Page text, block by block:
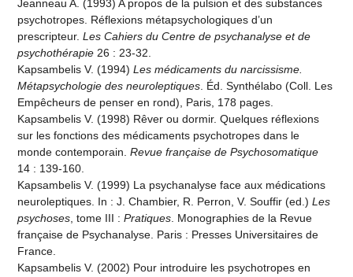
Jeanneau A. (1993) A propos de la pulsion et des substances
psychotropes. Réflexions métapsycholo­giques d’un
prescripteur. Les Cahiers du Centre de psychanalyse et de
psychothérapie 26 : 23-32.
Kapsambelis V. (1994) Les médicaments du narcissisme.
Métapsychologie des neuroleptiques. Éd. Synthélabo (Coll. Les
Empêcheurs de penser en rond), Paris, 178 pages.
Kapsambelis V. (1998) Rêver ou dormir. Quelques réflexions
sur les fonctions des médicaments psychotropes dans le
monde contemporain. Revue française de Psychosomatique
14 : 139-160.
Kapsambelis V. (1999) La psychanalyse face aux médications
neuroleptiques. In : J. Chambier, R. Perron, V. Souffir (ed.) Les
psychoses, tome III : Pratiques. Monographies de la Revue
française de Psychanalyse. Paris : Presses Universitaires de
France.
Kapsambelis V. (2002) Pour introduire les psychotropes en